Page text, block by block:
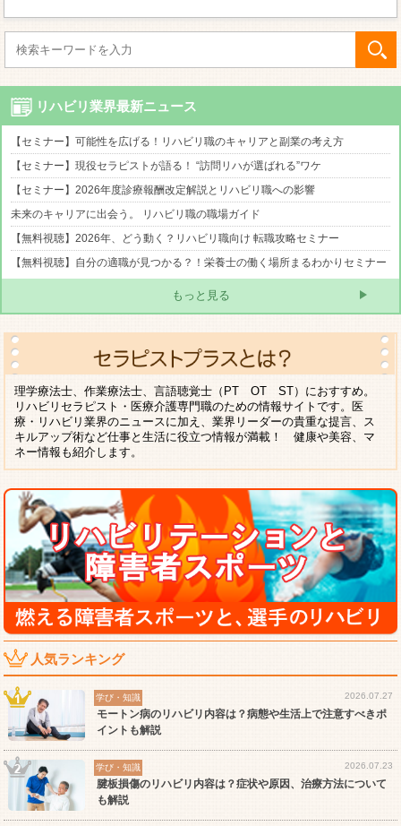
リハビリ業界最新ニュース
【セミナー】可能性を広げる！リハビリ職のキャリアと副業の考え方
【セミナー】現役セラピストが語る！ “訪問リハが選ばれる”ワケ
【セミナー】2026年度診療報酬改定解説とリハビリ職への影響
未来のキャリアに出会う。 リハビリ職の職場ガイド
【無料視聴】2026年、どう動く？リハビリ職向け 転職攻略セミナー
【無料視聴】自分の適職が見つかる？！栄養士の働く場所まるわかりセミナー
もっと見る
理学療法士、作業療法士、言語聴覚士（PT OT ST）におすすめ。
リハビリセラピスト・医療介護専門職のための情報サイトです。医
療・リハビリ業界のニュースに加え、業界リーダーの貴重な提言、ス
キルアップ術など仕事と生活に役立つ情報が満載！ 健康や美容、マ
ネー情報も紹介します。
人気ランキング
学び・知識 2026.07.27
モートン病のリハビリ内容は？病態や生活上で注意すべきポ
イントも解説
学び・知識 2026.07.23
腱板損傷のリハビリ内容は？症状や原因、治療方法について
も解説